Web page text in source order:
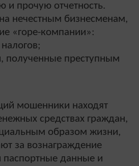
и прочую отчетность.
нечестным бизнесменам,
«горе-компании»:
полученные преступным
мошенники находят
средствах граждан,
образом жизни,
за вознаграждение
паспортные данные и